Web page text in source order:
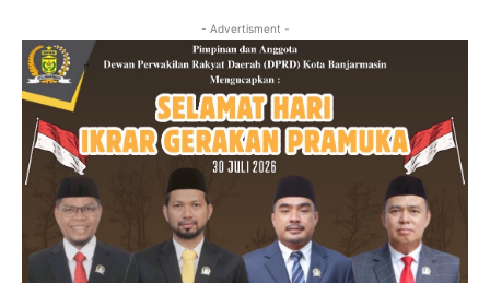
- Advertisment -